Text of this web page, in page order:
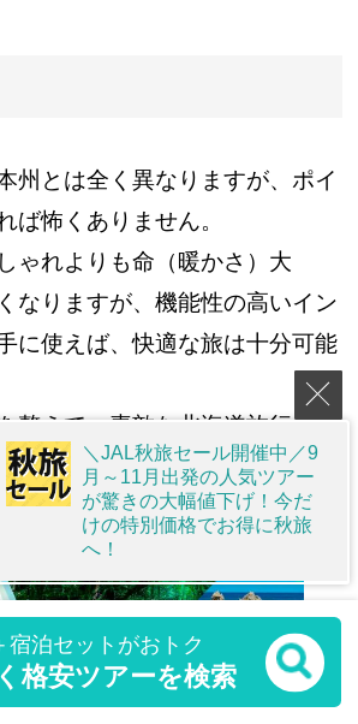
宿泊セットがおトク
格安ツアーを検索
州とは全く異なりますが、ポイ
ば怖くありません。
ゃれよりも命（暖かさ）大
なりますが、機能性の高いイン
に使えば、快適な旅は十分可能
整えて、素敵な北海道旅行を楽
！
＼JAL秋旅セール開催中／9
月～11月出発の人気ツアー
が驚きの大幅値下げ！今だ
けの特別価格でお得に秋旅
へ！